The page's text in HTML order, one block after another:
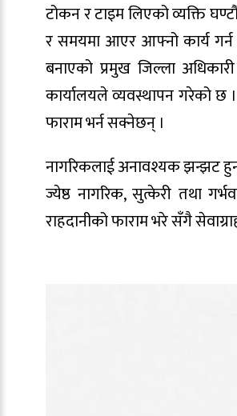
टोकन र टाइम लिएको व्यक्ति
र समयमा आएर आफ्नो कार्य गर्न
बनाएको प्रमुख जिल्ला
कार्यालयले व्यवस्थापन गरेको छ ।
फाराम भर्न सक्नेछन् ।
नागरिकलाई अनावश्यक झन्झट हुन
ज्येष्ठ नागरिक, सुत्केरी तथा
राहदानीको फाराम भरे सँगै